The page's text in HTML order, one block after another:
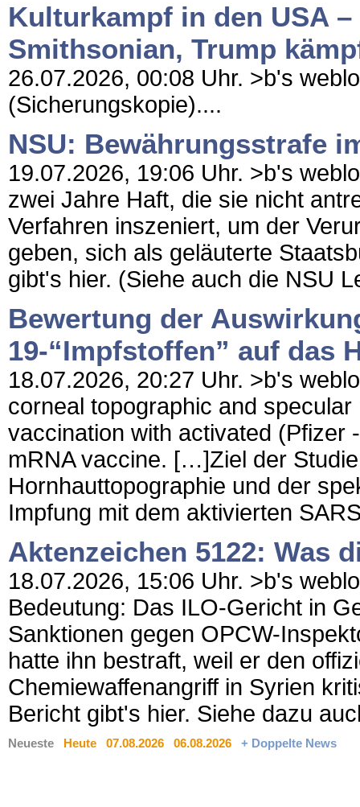
Kulturkampf in den USA
Smithsonian, Trump
26.07.2026, 00:08 Uhr. >b's
(Sicherungskopie)....
NSU: Bewährungsstrafe
19.07.2026, 19:06 Uhr. >b's
zwei Jahre Haft, die sie nicht
Verfahren inszeniert, um der
geben, sich als geläuterte
gibt's hier. (Siehe auch die NSU
Bewertung der
19-“Impfstoffen” auf das
18.07.2026, 20:27 Uhr. >b's
corneal topographic and
vaccination with activated (Pfizer
mRNA vaccine. […]Ziel der
Hornhauttopographie und der
Impfung mit dem aktivierten
Aktenzeichen 5122: Was
18.07.2026, 15:06 Uhr. >b's
Bedeutung: Das ILO-Gericht in
Sanktionen gegen OPCW-
hatte ihn bestraft, weil er den
Chemiewaffenangriff in Syrien
Bericht gibt's hier. Siehe dazu
Neueste Heute 07.08.2026 06.08.2026 + Doppelte News